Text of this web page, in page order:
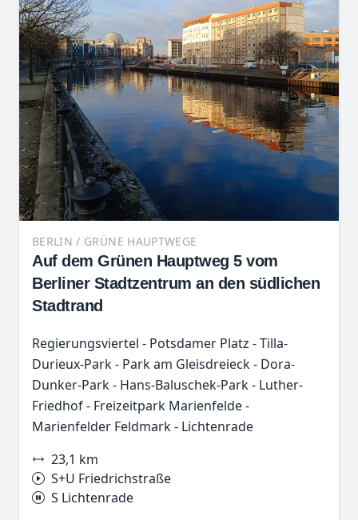
BERLIN / GRÜNE HAUPTWEGE
Auf dem Grünen Hauptweg 5 vom
Berliner Stadtzentrum an den südlichen
Stadtrand
Regierungsviertel - Potsdamer Platz - Tilla-
Durieux-Park - Park am Gleisdreieck - Dora-
Dunker-Park - Hans-Baluschek-Park - Luther-
Friedhof - Freizeitpark Marienfelde -
Marienfelder Feldmark - Lichtenrade
23,1 km
S+U Friedrichstraße
S Lichtenrade